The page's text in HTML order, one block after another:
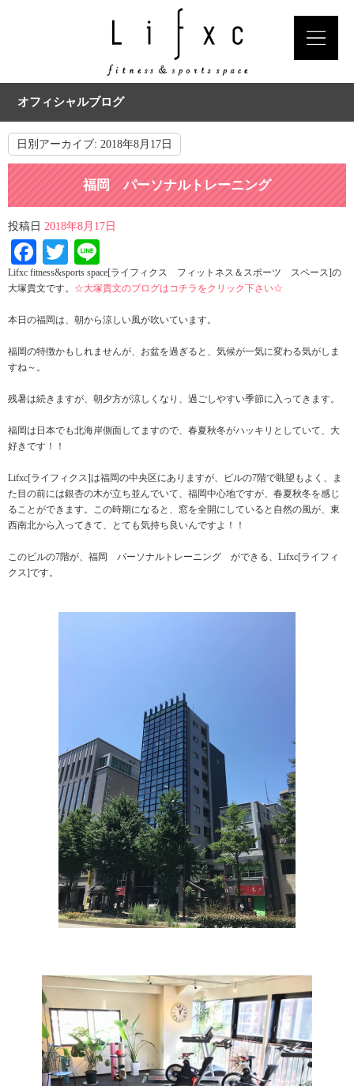
オフィシャルブログ
日別アーカイブ: 2018年8月17日
福岡 パーソナルトレーニング
投稿日 2018年8月17日
Facebook
Twitter
Lifxc fitness&sports space[ライフィクス フィットネス＆スポーツ スペース]の
大塚貴文です。 ☆大塚貴文のブログはコチラをクリック下さい☆
本日の福岡は、朝から涼しい風が吹いています。
福岡の特徴かもしれませんが、お盆を過ぎると、気候が一気に変わる気がしま
すね～。
残暑は続きますが、朝夕方が涼しくなり、過ごしやすい季節に入ってきます。
福岡は日本でも北海岸側面してますので、春夏秋冬がハッキリとしていて、大
好きです！！
Lifxc[ライフィクス]は福岡の中央区にありますが、ビルの7階で眺望もよく、ま
た目の前には銀杏の木が立ち並んでいて、福岡中心地ですが、春夏秋冬を感じ
ることができます。この時期になると、窓を全開にしていると自然の風が、東
西南北から入ってきて、とても気持ち良いんですよ！！
このビルの7階が、福岡 パーソナルトレーニング ができる、Lifxc[ライフィ
クス]です。